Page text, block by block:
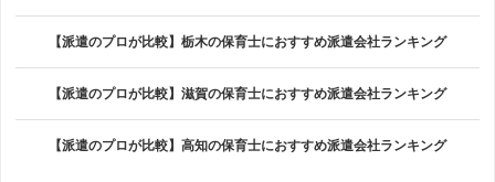
【派遣のプロが比較】栃木の保育士におすすめ派遣会社ランキング
【派遣のプロが比較】滋賀の保育士におすすめ派遣会社ランキング
【派遣のプロが比較】高知の保育士におすすめ派遣会社ランキング